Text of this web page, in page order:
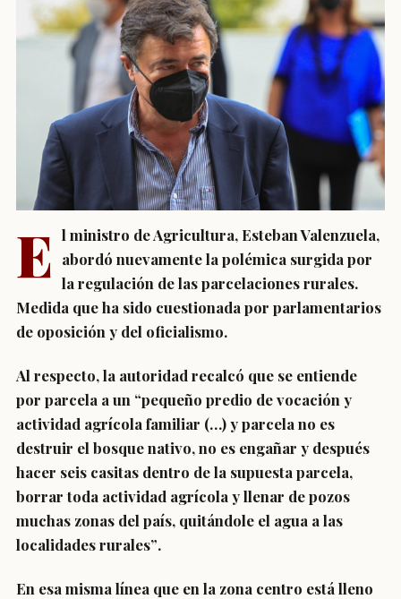
E l ministro de Agricultura, Esteban Valenzuela,
abordó nuevamente la polémica surgida por
la regulación de las parcelaciones rurales.
Medida que ha sido cuestionada por parlamentarios
de oposición y del oficialismo.
Al respecto, la autoridad recalcó que se entiende
por parcela a un “pequeño predio de vocación y
actividad agrícola familiar (…) y parcela no es
destruir el bosque nativo, no es engañar y después
hacer seis casitas dentro de la supuesta parcela,
borrar toda actividad agrícola y llenar de pozos
muchas zonas del país, quitándole el agua a las
localidades rurales”.
En esa misma línea que en la zona centro está lleno